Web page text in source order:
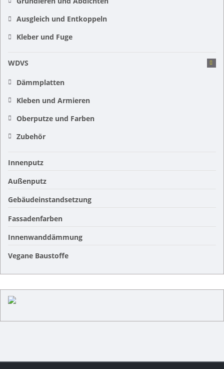
Ausgleich und Entkoppeln
Kleber und Fuge
WDVS
Dämmplatten
Kleben und Armieren
Oberputze und Farben
Zubehör
Innenputz
Außenputz
Gebäudeinstandsetzung
Fassadenfarben
Innenwanddämmung
Vegane Baustoffe